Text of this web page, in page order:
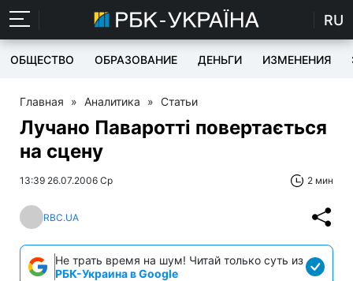
RU
ОБЩЕСТВО ОБРАЗОВАНИЕ ДЕНЬГИ ИЗМЕНЕНИЯ
Главная » Аналитика » Статьи
Лучано Паваротті повертається
на сцену
13:39 26.07.2006 Ср 2 мин
RBC.UA
Не трать время на шум! Читай только суть из
РБК-Украина в Google